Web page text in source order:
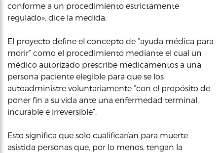
conforme a un procedimiento estrictamente
regulado», dice la medida.
El proyecto define el concepto de “ayuda médica para
morir” como el procedimiento mediante el cual un
médico autorizado prescribe medicamentos a una
persona paciente elegible para que se los
autoadministre voluntariamente “con el propósito de
poner fin a su vida ante una enfermedad terminal,
incurable e irreversible”.
Esto significa que solo cualificarían para muerte
asistida personas que, por lo menos, tengan la